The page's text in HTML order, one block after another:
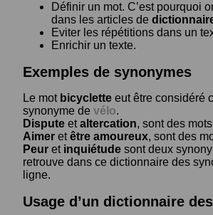
Définir un mot. C’est pourquoi
dans les articles de
Eviter les répétitions dans un
Enrichir un texte.
Exemples de synonymes
Le mot bicyclette eut être considéré
synonyme de vélo.
Dispute etaltercation, sont des
Aimer etêtre amoureux, sont des
Peur et inquiétude sont deux
retrouve dans ce dictionnaire des
ligne.
Usage d’un dictionnaire